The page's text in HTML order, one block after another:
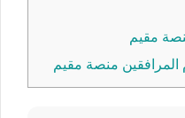
مقيم
منصة مقيم